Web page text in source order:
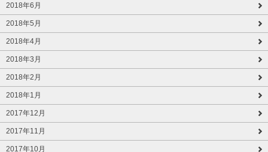
2018年6月
2018年5月
2018年4月
2018年3月
2018年2月
2018年1月
2017年12月
2017年11月
2017年10月